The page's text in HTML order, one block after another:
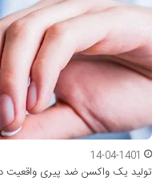
14-04-1401
تولید یک واکسن ضد پیری واقعیت